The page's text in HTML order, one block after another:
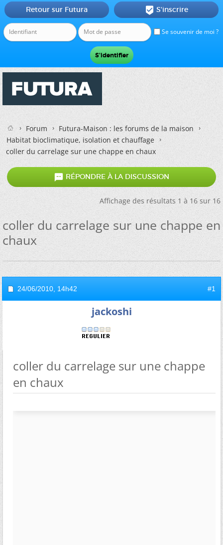
Se souvenir de moi ?
Retour sur Futura  S'inscrire
Forum
Futura-Maison : les forums de la maison
Habitat bioclimatique, isolation et chauffage
coller du carrelage sur une chappe en chaux
 RÉPONDRE À LA DISCUSSION
Affichage des résultats 1 à 16 sur 16
coller du carrelage sur une chappe en
chaux
24/06/2010, 14h42 #1
jackoshi
coller du carrelage sur une chappe
en chaux